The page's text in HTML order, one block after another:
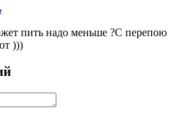
пить надо меньше ?С перепою
)))